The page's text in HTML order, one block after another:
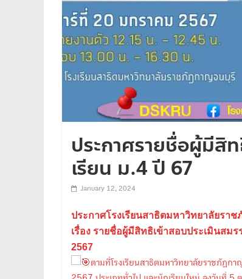
ประกาศรายชื่อผู้มีสิ
เรียน ม.4 ปี 67
January 12, 2024
ประกาศโรงเรียนสาธิตมหาวิทยาลัยรา
เรื่อง รายชื่อผู้มีสิทธิเข้าสอบประเมินสม
2567
ตามที่โรงเรียนสาธิตมหาวิทยาลัยราชภัฏก